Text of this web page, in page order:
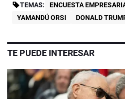
TEMAS: ENCUESTA
YAMANDÚ ORSI
DONALD
TE PUEDE INTERESAR